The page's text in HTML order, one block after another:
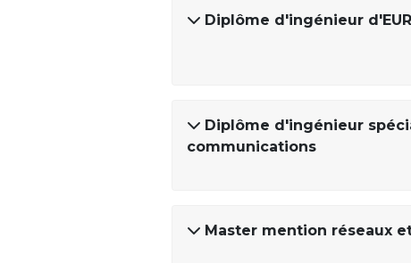
Diplôme d'ingénieur
Diplôme d'ingénieur
communications
Master mention réseaux